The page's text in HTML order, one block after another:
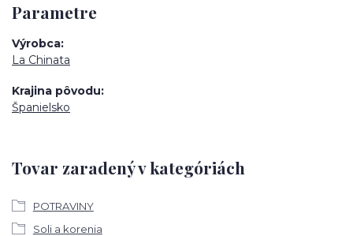
Parametre
Výrobca
La Chinata
Krajina pôvodu
Španielsko
Tovar zaradený v kategóriách
POTRAVINY
Soli a korenia